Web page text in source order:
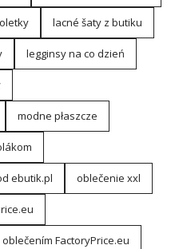
lacné šaty z butiku
legginsy na co dzień
modne płaszcze
ebutik.pl oblečenie xxl
FactoryPrice.eu